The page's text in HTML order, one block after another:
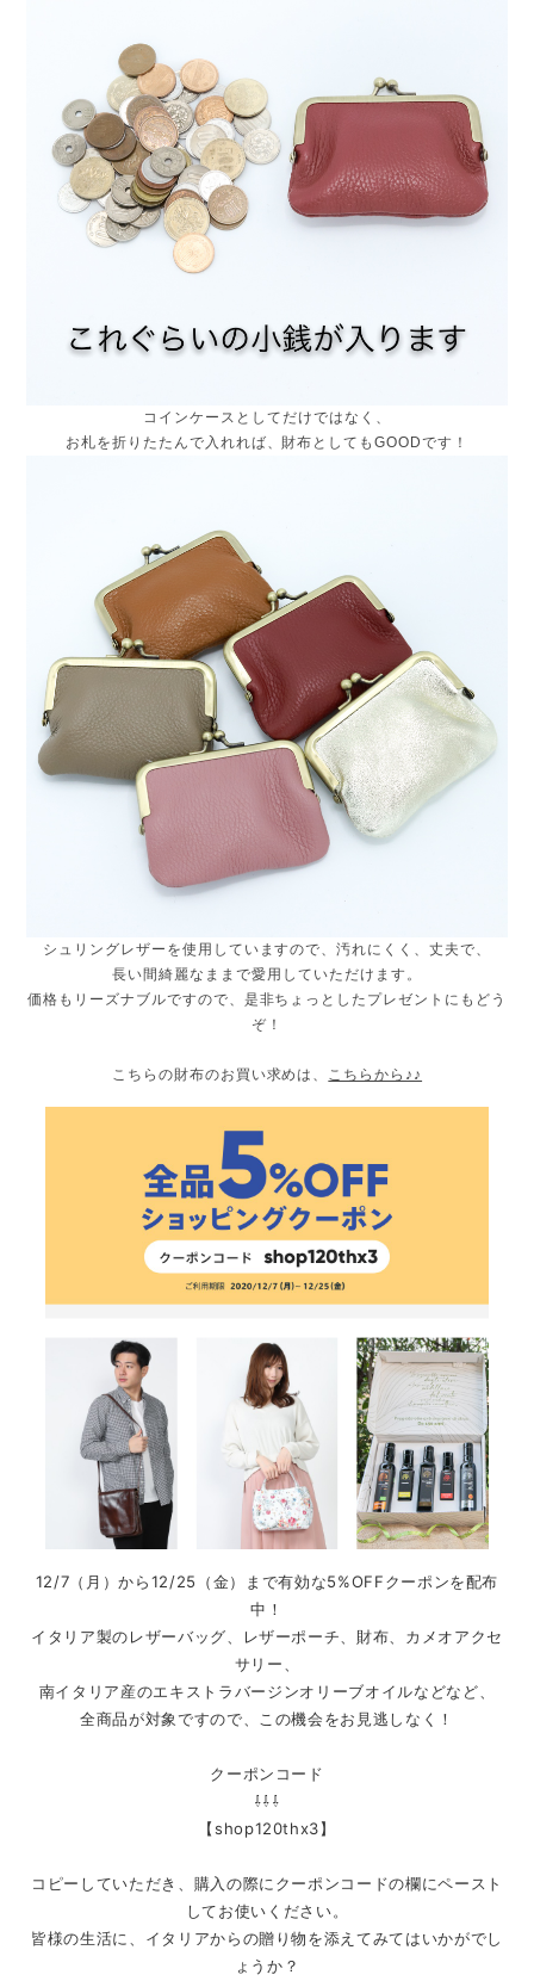
コインケースとしてだけではなく、
お札を折りたたんで入れれば、財布としてもGOODです！
シュリングレザーを使用していますので、汚れにくく、丈夫で、
長い間綺麗なままで愛用していただけます。
価格もリーズナブルですので、是非ちょっとしたプレゼントにもどう
ぞ！
こちらの財布のお買い求めは、 こちらから♪♪
12/7（月）から12/25（金）まで有効な5%OFFクーポンを配布
中！
イタリア製のレザーバッグ、レザーポーチ、財布、カメオアクセ
サリー、
南イタリア産のエキストラバージンオリーブオイルなどなど、
全商品が対象ですので、この機会をお見逃しなく！
クーポンコード
⇩⇩⇩
【shop120thx3】
コピーしていただき、購入の際にクーポンコードの欄にペースト
してお使いください。
皆様の生活に、イタリアからの贈り物を添えてみてはいかがでし
ょうか？